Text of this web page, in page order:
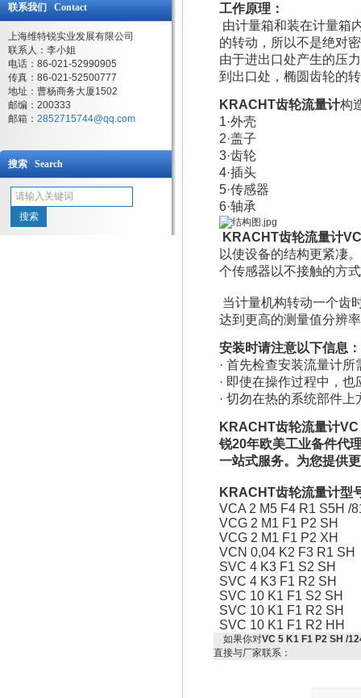
联系我们 Contact
上海维特锐实业发展有限公司
联系人：李小姐
电话：86-021-52990905
传真：86-021-52500777
地址：曹杨商务大厦1502
邮编：200333
邮箱： 2852715744@qq.com
搜索 Search
工作原理：
由计量箱和装在计量箱
的转动，所以不是绝对
由于进出口处产生的压
到出口处，椭圆齿轮的
KRACHT齿轮流量计构
1·外壳
2·盖子
3·齿轮
4·插头
5·传感器
6·轴承
KRACHT齿轮流量计
以使设备的结构更紧凄
个传感器以不接触的方
当计量机构转动一个齿
达到更高的测量值分辨
安装时请注意以下信息：
· 首先检查安装流量计
· 即使在操作过程中，
· 切勿在热的系统部件
KRACHT齿轮流量计
锐20年欧美工业备件代
一站式服务。为您提供
KRACHT齿轮流量计型
VCA 2 M5 F4 R1 S5H /
VCG 2 M1 F1 P2 SH
VCG 2 M1 F1 P2 XH
VCN 0,04 K2 F3 R1 SH
SVC 4 K3 F1 S2 SH
SVC 4 K3 F1 R2 SH
SVC 10 K1 F1 S2 SH
SVC 10 K1 F1 R2 SH
SVC 10 K1 F1 R2 HH
如果你对VC 5 K1 F1 P2 SH /
直接与厂家联系：